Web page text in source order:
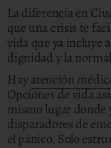
La diferencia en
que una crisis te
vida que ya incluye
dignidad y la
Hayatención
Opciones de vida
mismo lugar donde
disparadores de
el pánico. Solo